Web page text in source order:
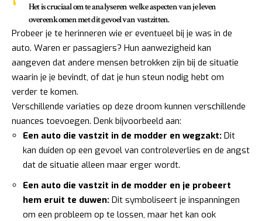
Het is cruciaal om te analyserenwelke aspecten van je leven
overeenkomen met dit gevoel van vastzitten.
Probeer je te herinneren wie er eventueel bij je was in de
auto. Waren er passagiers? Hun aanwezigheid kan
aangeven dat andere mensen betrokken zijn bij de situatie
waarin je je bevindt, of dat je hun steun nodig hebt om
verder te komen.
Verschillende variaties op deze droom kunnen verschillende
nuances toevoegen. Denk bijvoorbeeld aan:
Een auto die vastzit in de modder en wegzakt: Dit
kan duiden op een gevoel van controleverlies en de angst
dat de situatie alleen maar erger wordt.
Een auto die vastzit in de modder en je probeert
hem eruit te duwen: Dit symboliseert je inspanningen
om een probleem op te lossen, maar het kan ook